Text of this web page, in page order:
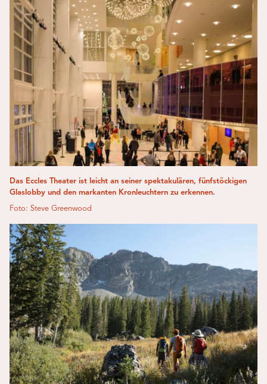
Das Eccles Theater ist leicht an seiner spektakulären, fünfstöckigen
Glaslobby und den markanten Kronleuchtern zu erkennen.
Foto: Steve Greenwood